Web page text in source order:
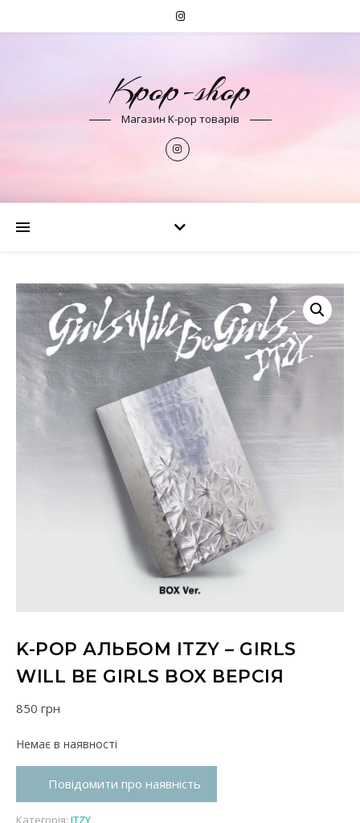
Kpop-shop
Магазин K-pop товарів
K-POP АЛЬБОМ ITZY – GIRLS
WILL BE GIRLS BOX ВЕРСІЯ
850 грн
Немає в наявності
Повідомити про наявність
Категорія: ITZY